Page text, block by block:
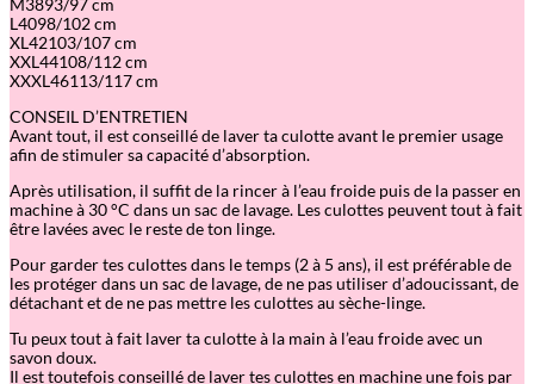
L4098/102 cm
XL42103/107 cm
XXL44108/112 cm
XXXL46113/117 cm
CONSEIL D’ENTRETIEN
Avant tout, il est conseillé de laver ta culotte avant le premier usage
afin de stimuler sa capacité d’absorption.
Après utilisation, il suffit de la rincer à l’eau froide puis de la passer en
machine à 30 °C dans un sac de lavage. Les culottes peuvent tout à fait
être lavées avec le reste de ton linge.
Pour garder tes culottes dans le temps (2 à 5 ans), il est préférable de
les protéger dans un sac de lavage, de ne pas utiliser d’adoucissant, de
détachant et de ne pas mettre les culottes au sèche-linge.
Tu peux tout à fait laver ta culotte à la main à l’eau froide avec un
savon doux.
Il est toutefois conseillé de laver tes culottes en machine une fois par